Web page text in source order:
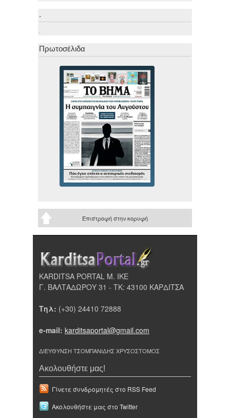
.
.
Πρωτοσέλιδα
Επιστροφή στην κορυφή
KARDITSA PORTAL Μ. ΙΚΕ
Γ. ΒΑΛΤΑΔΩΡΟΥ 31 - ΤΚ: 43100 ΚΑΡΔΙΤΣΑ
Τηλ: (+30) 24410 72888
e-mail: karditsaportal@gmail.com
ΔΙΕΥΘΥΝΣΗ ΤΣΟΜΠΑΝΙΔΗΣ ΧΡΥΣΟΣΤΟΜΟΣ
Ακολουθήστε μας!
Γίνετε συνδρομητές στο RSS Feed
Ακολουθήστε μας στο Twitter